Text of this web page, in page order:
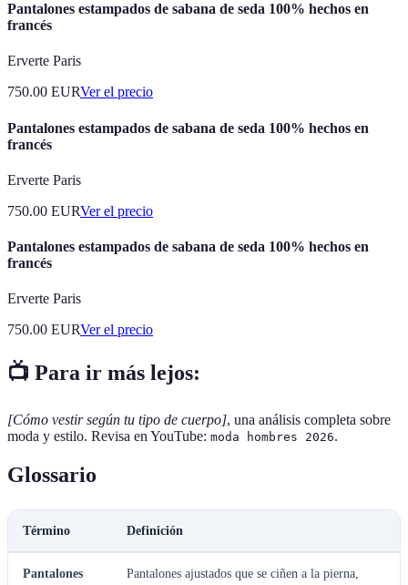
Pantalones estampados de sabana de seda 100% hechos en
francés
Erverte Paris
750.00 EURVer el precio
Pantalones estampados de sabana de seda 100% hechos en
francés
Erverte Paris
750.00 EURVer el precio
Pantalones estampados de sabana de seda 100% hechos en
francés
Erverte Paris
750.00 EURVer el precio
📺 Para ir más lejos:
[Cómo vestir según tu tipo de cuerpo], una análisis completa sobre
moda y estilo. Revisa en YouTube: moda hombres 2026.
Glossario
Término Definición
Pantalones
Pantalones ajustados que se ciñen a la pierna,